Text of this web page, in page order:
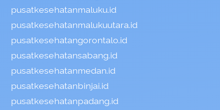
pusatkesehatanmaluku.id
pusatkesehatanmalukuutara.id
pusatkesehatangorontalo.id
pusatkesehatansabang.id
pusatkesehatanmedan.id
pusatkesehatanbinjai.id
pusatkesehatanpadang.id